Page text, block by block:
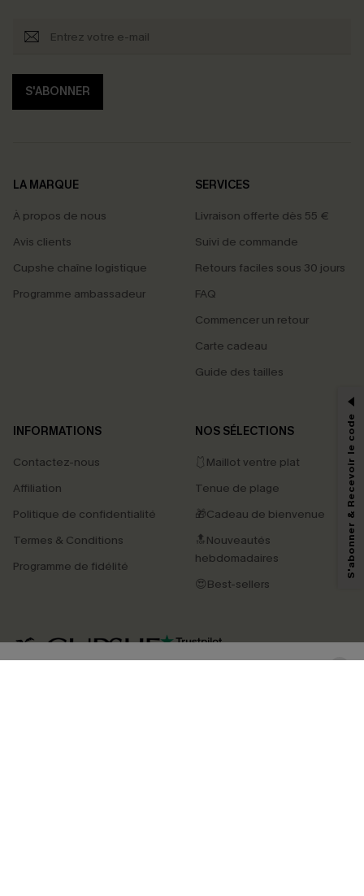
S'ABONNER
LA MARQUE
À propos de nous
Avis clients
Cupshe chaîne logistique
Programme ambassadeur
SERVICES
Livraison offerte dès 55 €
Suivi de commande
Retours faciles sous 30 jours
FAQ
Commencer un retour
Carte cadeau
Guide des tailles
INFORMATIONS
Contactez-nous
Affiliation
Politique de confidentialité
Termes & Conditions
Programme de fidélité
NOS SÉLECTIONS
🩱Maillot ventre plat
Tenue de plage
🎁Cadeau de bienvenue
🔝Nouveautés
hebdomadaires
😍Best-sellers
4.3
PROFITEZ DE -15%
marketing (y compris du contenu généré par l'IA) de Cupshe et
pouvons utiliser les données collectées sur notre site ainsi que des
savoir si ceux-ci ont été ouverts, de mesurer votre engagement, de
personnaliser nos contenus et nos offres, et de vous recommander des
produits susceptibles de vous intéresser, conformément à notre
Politique de
. Vous pouvez vous désabonner à tout moment.
S'abonner & Recevoir le code